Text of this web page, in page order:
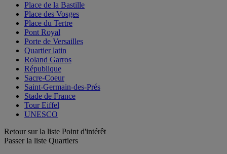
Place de la Bastille
Place des Vosges
Place du Tertre
Pont Royal
Porte de Versailles
Quartier latin
Roland Garros
République
Sacre-Coeur
Saint-Germain-des-Prés
Stade de France
Tour Eiffel
UNESCO
Retour sur la liste Point d'intérêt
Passer la liste Quartiers